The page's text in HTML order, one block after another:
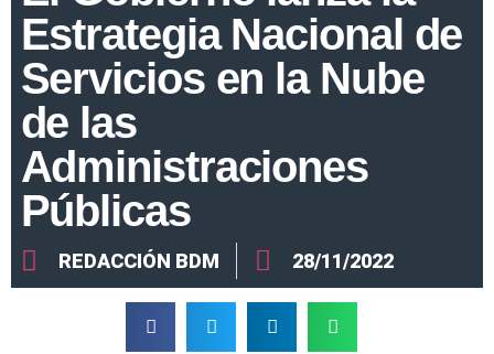
Estrategia Nacional de
Servicios en la Nube
de las
Administraciones
Públicas
REDACCIÓN BDM 28/11/2022